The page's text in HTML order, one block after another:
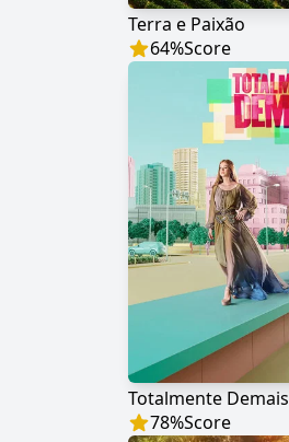
Terra e Paixão
64%Score
Totalmente Demais
78%Score